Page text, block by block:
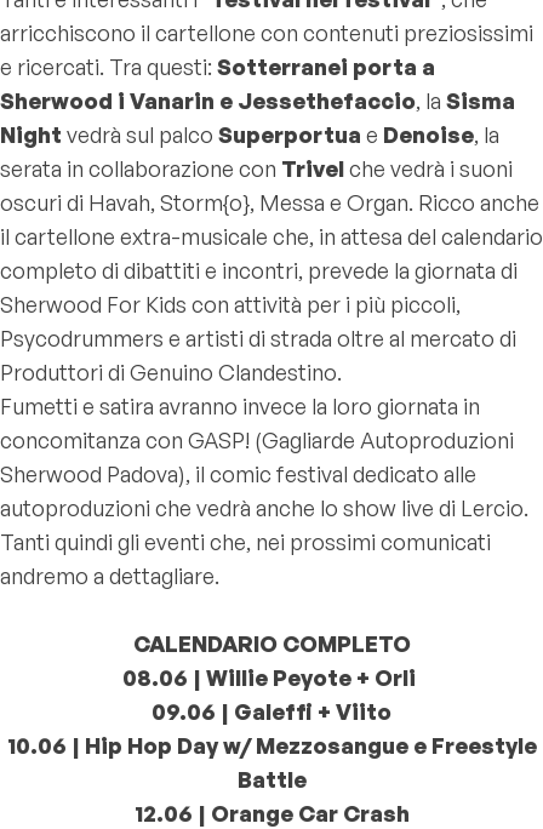
arricchiscono il cartellone con contenuti preziosissimi
e ricercati. Tra questi: Sotterranei porta a
Sherwood i Vanarin e Jessethefaccio, la Sisma
Night vedrà sul palco Superportua e Denoise, la
serata in collaborazione con Trivelche vedrà i suoni
oscuri di Havah, Storm{o}, Messa e Organ. Ricco anche
il cartellone extra-musicale che, in attesa del calendario
completo di dibattiti e incontri, prevede la giornata di
Sherwood For Kids con attività per i più piccoli,
Psycodrummers e artisti di strada oltre al mercato di
Produttori di Genuino Clandestino.
Fumetti e satira avranno invece la loro giornata in
concomitanza con GASP! (Gagliarde Autoproduzioni
Sherwood Padova), il comic festival dedicato alle
autoproduzioni che vedrà anche lo show live di Lercio.
Tanti quindi gli eventi che, nei prossimi comunicati
andremo a dettagliare.
CALENDARIO COMPLETO
08.06 | Willie Peyote + Orli
09.06 | Galeffi + Viito
10.06 | Hip Hop Day w/ Mezzosangue e Freestyle
Battle
12.06 | Orange Car Crash